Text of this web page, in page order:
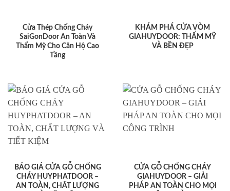
Cửa Thép Chống Cháy
SaiGonDoor An Toàn Và
Thẩm Mỹ Cho Căn Hộ Cao
Tầng
KHÁM PHÁ CỬA VÒM
GIAHUYDOOR: THẨM MỸ
VÀ BỀN ĐẸP
BÁO GIÁ CỬA GỖ CHỐNG
CHÁY HUYPHATDOOR –
AN TOÀN, CHẤT LƯỢNG
CỬA GỖ CHỐNG CHÁY
GIAHUYDOOR – GIẢI
PHÁP AN TOÀN CHO MỌI